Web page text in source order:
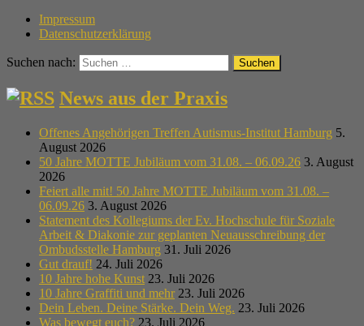
Impressum
Datenschutzerklärung
Suchen nach:
News aus der Praxis
Offenes Angehörigen Treffen Autismus-Institut Hamburg 5.
August 2026
50 Jahre MOTTE Jubiläum vom 31.08. – 06.09.26 3. August
2026
Feiert alle mit! 50 Jahre MOTTE Jubiläum vom 31.08. –
06.09.26 3. August 2026
Statement des Kollegiums der Ev. Hochschule für Soziale
Arbeit & Diakonie zur geplanten Neuausschreibung der
Ombudsstelle Hamburg 31. Juli 2026
Gut drauf! 24. Juli 2026
10 Jahre hohe Kunst 23. Juli 2026
10 Jahre Graffiti und mehr 23. Juli 2026
Dein Leben. Deine Stärke. Dein Weg. 23. Juli 2026
Was bewegt euch? 23. Juli 2026